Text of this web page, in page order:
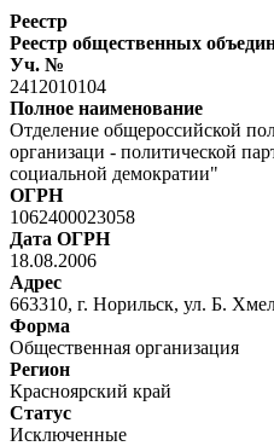
Реестр
Реестр общественных
Уч. №
2412010104
Полное наименование
Отделение общероссийской
организаци - политической
социальной демократии"
ОГРН
1062400023058
Дата ОГРН
18.08.2006
Адрес
663310, г. Норильск, ул. Б.
Форма
Общественная организация
Регион
Красноярский край
Статус
Исключенные